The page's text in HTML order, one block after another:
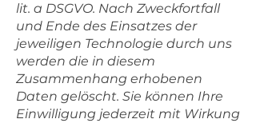
lit. a DSGVO. Nach Zweckfortfall
und Ende des Einsatzes der
jeweiligen Technologie durch uns
werden die in diesem
Zusammenhang erhobenen
Daten gelöscht. Sie können Ihre
Einwilligung jederzeit mit Wirkung